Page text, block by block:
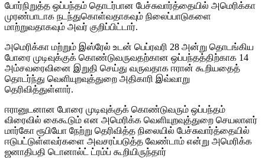
போர்நிறுத்த ஒப்பந்தம் தொடர்பான பேச்சுவார்த்தையில் அமெரிக்கா
முரண்பாடாக நடந்துகொள்வதாகவும் நிலைப்பாடுகளை
மாற்றுவதாகவும் அவர் குறிப்பிட்டார்.
அமெரிக்கா மற்றும் இஸ்ரேல் உடன் பெப்ரவரி 28 அன்று தொடங்கிய
போரை முடிவுக்குக் கொண்டுவருவதற்கான ஒப்பந்தத்திற்காக 14
அம்சவரைவினை இறுதி செய்து வருவதாக ஈரான் கூறியதைத்
தொடர்ந்து வெளியுறவுத்துறை அதிகாரி இவ்வாறு
தெரிவித்துள்ளார்.
ஈரானுடனான போரை முடிவுக்குக் கொண்டுவரும் ஒப்பந்தம்
விரைவில் கைகூடும் என அமெரிக்க வெளியுறவுத்துறை செயலாளர்
மார்கோ ரூபியோ நேற்று தெரிவித்த நிலையில் பேச்சுவார்த்தையில்
ஈடுபட்டுள்ளவர்களை அவசரப்படுத்த வேண்டாம் என்று அமெரிக்க
ஜனாதிபதி டொனால்ட் ட்ரம்ப் கூறியிருந்தார்